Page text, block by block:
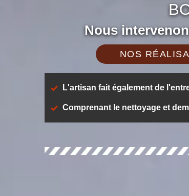
Nous
NOS
L'artisan fait également de
Comprenant le nettoyage et